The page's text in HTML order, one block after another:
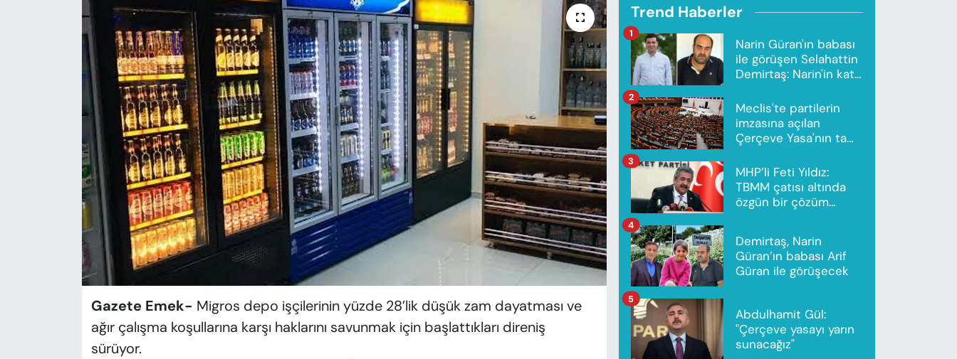
Gazete Emek- Migros depo işçilerinin yüzde 28’lik düşük zam dayatması ve
ağır çalışma koşullarına karşı haklarını savunmak için başlattıkları direniş
sürüyor.
Trend Haberler
Narin Güran'ın babası
ile görüşen Selahattin
Demirtaş: Narin'in katili
1
Meclis'te partilerin
imzasına açılan
Çerçeve Yasa'nın tam
2
MHP’li Feti Yıldız:
TBMM çatısı altında
özgün bir çözüm
3
Demirtaş, Narin
Güran’ın babası Arif
Güran ile görüşecek
4
Abdulhamit Gül:
"Çerçeve yasayı yarın
sunacağız"
5
SAĞLIK
KÜLTÜR-SANAT
MAGAZİN
ÖZEL HABER
YAZAR KÖŞESİ
SİYASET
VAN VE DİYARBAKIR HABERLERİ